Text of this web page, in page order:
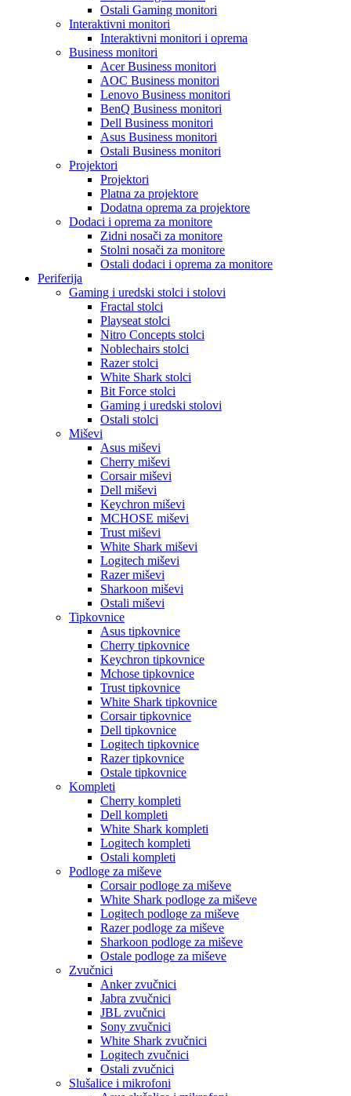
Ostali Gaming monitori
Interaktivni monitori
Interaktivni monitori i oprema
Business monitori
Acer Business monitori
AOC Business monitori
Lenovo Business monitori
BenQ Business monitori
Dell Business monitori
Asus Business monitori
Ostali Business monitori
Projektori
Projektori
Platna za projektore
Dodatna oprema za projektore
Dodaci i oprema za monitore
Zidni nosači za monitore
Stolni nosači za monitore
Ostali dodaci i oprema za monitore
Periferija
Gaming i uredski stolci i stolovi
Fractal stolci
Playseat stolci
Nitro Concepts stolci
Noblechairs stolci
Razer stolci
White Shark stolci
Bit Force stolci
Gaming i uredski stolovi
Ostali stolci
Miševi
Asus miševi
Cherry miševi
Corsair miševi
Dell miševi
Keychron miševi
MCHOSE miševi
Trust miševi
White Shark miševi
Logitech miševi
Razer miševi
Sharkoon miševi
Ostali miševi
Tipkovnice
Asus tipkovnice
Cherry tipkovnice
Keychron tipkovnice
Mchose tipkovnice
Trust tipkovnice
White Shark tipkovnice
Corsair tipkovnice
Dell tipkovnice
Logitech tipkovnice
Razer tipkovnice
Ostale tipkovnice
Kompleti
Cherry kompleti
Dell kompleti
White Shark kompleti
Logitech kompleti
Ostali kompleti
Podloge za miševe
Corsair podloge za miševe
White Shark podloge za miševe
Logitech podloge za miševe
Razer podloge za miševe
Sharkoon podloge za miševe
Ostale podloge za miševe
Zvučnici
Anker zvučnici
Jabra zvučnici
JBL zvučnici
Sony zvučnici
White Shark zvučnici
Logitech zvučnici
Ostali zvučnici
Slušalice i mikrofoni